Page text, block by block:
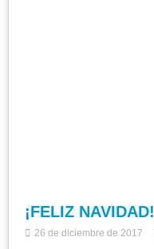
¡FELIZ NAVIDAD!
26 de diciembre de 2017